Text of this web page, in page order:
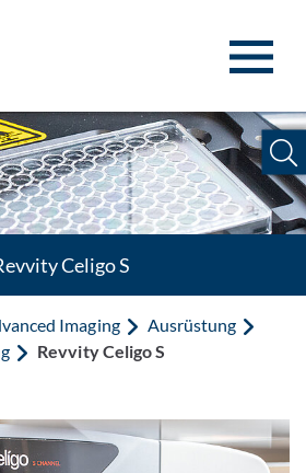
Celigo S
Imaging
Ausrüstung
Revvity Celigo S